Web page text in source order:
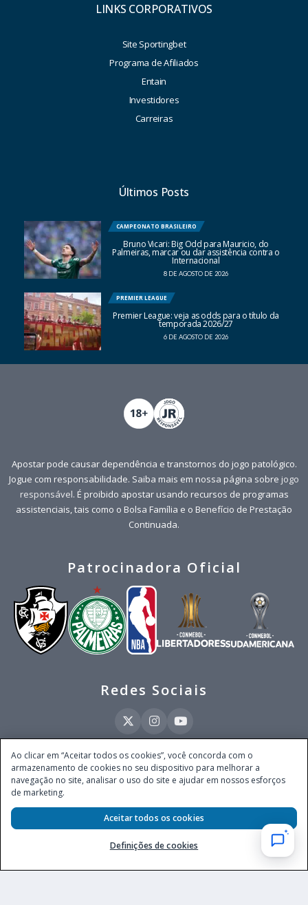
LINKS CORPORATIVOS
Site Sportingbet
Programa de Afiliados
Entain
Investidores
Carreiras
Últimos Posts
CAMPEONATO BRASILEIRO
Bruno Vicari: Big Odd para Mauricio, do
Palmeiras, marcar ou dar assistência contra o
Internacional
8 DE AGOSTO DE 2026
PREMIER LEAGUE
Premier League: veja as odds para o título da
temporada 2026/27
6 DE AGOSTO DE 2026
Apostar pode causar dependência e transtornos do jogo patológico.
Jogue com responsabilidade. Saiba mais em nossa página sobre jogo
responsável. É proibido apostar usando recursos de programas
assistenciais, tais como o Bolsa Família e o Benefício de Prestação
Continuada.
Patrocinadora Oficial
Redes Sociais
Este site é operado pela Ventmear Brasil LTDA (CNPJ 52.868.380/0001-84), com
endereço na Avenida Brigadeiro Faria Lima, nº 4.055, 3º andar, Itaim Bibi, no
Município de São Paulo, Estado de São Paulo, CEP 04538-133, Brasil - empresa
Secretaria de Prêmios e Apostas do Ministério da Fazenda, conforme Portaria nº
247, de 07.02.2025, publicada no DOU em 11.2.2025.
Ao clicar em “Aceitar todos os cookies”, você concorda com o
armazenamento de cookies no seu dispositivo para melhorar a
navegação no site, analisar o uso do site e ajudar em nossos esforços
de marketing.
Definições de cookies
Aceitar todos os cookies